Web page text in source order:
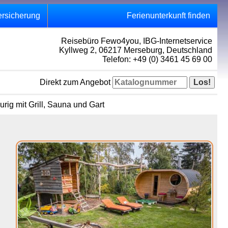
Ferienunterkunft finden
Reisebüro Fewo4you, IBG-Internetservice
Kyllweg 2, 06217 Merseburg, Deutschland
Telefon: +49 (0) 3461 45 69 00
Direkt zum Angebot
mit Grill, Sauna und Gart